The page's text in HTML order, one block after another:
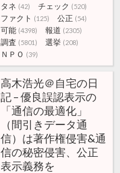
タネ (42) チェック (520)
ファクト (125) 公正 (54)
可能 (4398) 報道 (2305)
調査 (5801) 選挙 (208)
ＮＰＯ (39)
高木浩光＠自宅の日
記 – 優良誤認表示の
「通信の最適化」
（間引きデータ通
信）は著作権侵害&通
信の秘密侵害、公正
表示義務を